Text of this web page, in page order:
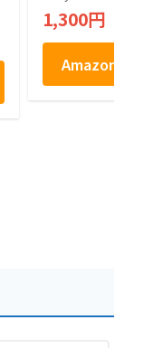
20個入り
1,300円
Amazonで見る